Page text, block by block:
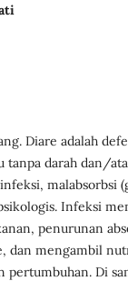
Diare adalah
tanpa darah dan/
malabsorbsi
Infeksi
penurunan
dan mengambil
pertumbuhan. Di